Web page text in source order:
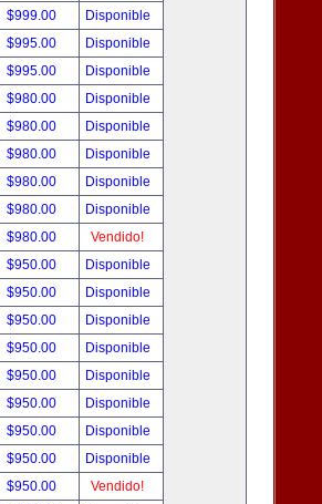
$999.00
Disponible
$995.00
Disponible
$995.00
Disponible
$980.00
Disponible
$980.00
Disponible
$980.00
Disponible
$980.00
Disponible
$980.00
Disponible
$980.00
Vendido!
$950.00
Disponible
$950.00
Disponible
$950.00
Disponible
$950.00
Disponible
$950.00
Disponible
$950.00
Disponible
$950.00
Disponible
$950.00
Disponible
$950.00
Vendido!